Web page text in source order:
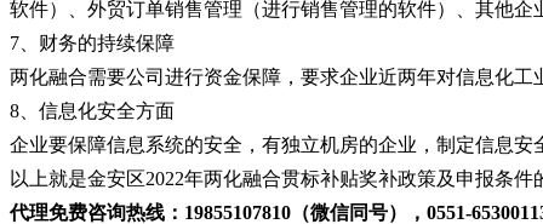
软件）、外贸订单销售管理（进行销售管理的软件）、其他
7、财务的持续保障
两化融合需要公司进行资金保障，要求企业近两年对信息化
8、信息化安全方面
企业要保障信息系统的安全，有独立机房的企业，制定信息安
以上就是金安区2022年两化融合贯标补贴奖补政策及申报条
代理免费咨询热线：19855107810（微信同号），0551-